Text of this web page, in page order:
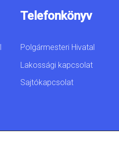
Telefonkönyv
Polgármesteri Hivatal
Lakossági kapcsolat
Sajtókapcsolat